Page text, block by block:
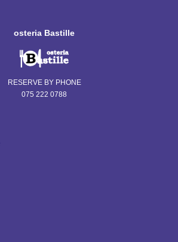
osteria Bastille
RESERVE BY PHONE
075 222 0788